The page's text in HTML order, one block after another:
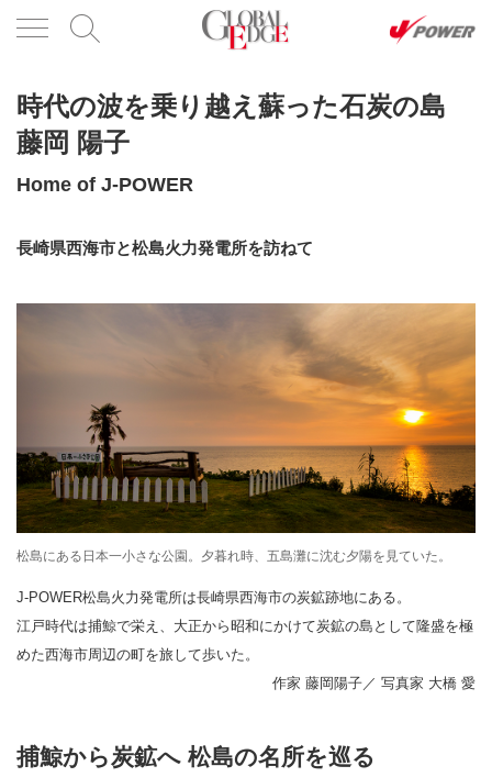
時代の波を乗り越え蘇った石炭の島
藤岡 陽子
Home of J-POWER
長崎県西海市と松島火力発電所を訪ねて
松島にある日本一小さな公園。夕暮れ時、五島灘に沈む夕陽を見ていた。
J-POWER松島火力発電所は長崎県西海市の炭鉱跡地にある。
江戸時代は捕鯨で栄え、大正から昭和にかけて炭鉱の島として隆盛を極
めた西海市周辺の町を旅して歩いた。
作家 藤岡陽子／ 写真家 大橋 愛
捕鯨から炭鉱へ 松島の名所を巡る